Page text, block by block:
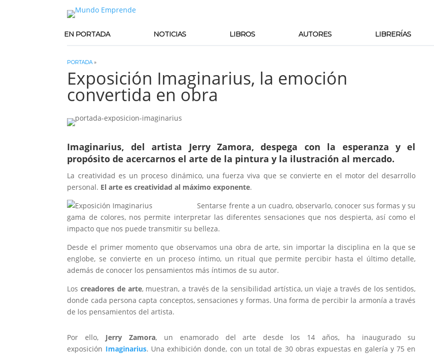
EN PORTADA NOTICIAS LIBROS AUTORES LIBRERÍAS
PORTADA»
Exposición Imaginarius, la emoción
convertida en obra
Imaginarius, del artista Jerry Zamora, despega con la esperanza y el
propósito de acercarnos el arte de la pintura y la ilustración al mercado.
La creatividad es un proceso dinámico, una fuerza viva que se convierte en el motor del desarrollo
personal. El arte es creatividad al máximo exponente.
Sentarse frente a un cuadro, observarlo, conocer sus formas y su
gama de colores, nos permite interpretar las diferentes sensaciones que nos despierta, así como el
impacto que nos puede transmitir su belleza.
Desde el primer momento que observamos una obra de arte, sin importar la disciplina en la que se
englobe, se convierte en un proceso íntimo, un ritual que permite percibir hasta el último detalle,
además de conocer los pensamientos más íntimos de su autor.
Loscreadores de arte, muestran, a través de la sensibilidad artística, un viaje a través de los sentidos,
donde cada persona capta conceptos, sensaciones y formas. Una forma de percibir la armonía a través
de los pensamientos del artista.
Por ello, Jerry Zamora, un enamorado del arte desde los 14 años, ha inaugurado su
exposición Imaginarius. Una exhibición donde, con un total de 30 obras expuestas en galería y 75 en